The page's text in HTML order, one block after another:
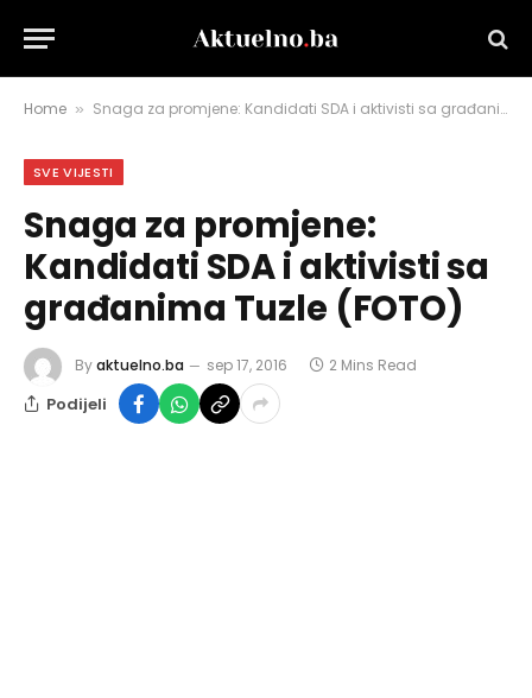
Home » Snaga za promjene: Kandidati SDA i aktivisti sa građanima Tuzle (FOTO)
SVE VIJESTI
Snaga za promjene:
Kandidati SDA i aktivisti sa
građanima Tuzle (FOTO)
Byaktuelno.ba sep 17, 2016 2 Mins Read
Podijeli